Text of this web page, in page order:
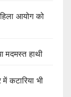
आयोग को
मदमस्त हाथी
कटारिया भी